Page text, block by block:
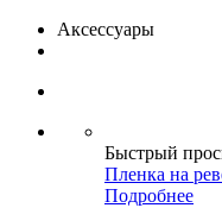
Аксессуары
Быстрый
Пленка на
Подробнее